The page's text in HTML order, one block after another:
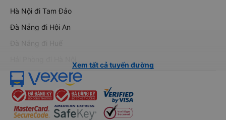
Hà Nội đi Tam Đảo
Đà Nẵng đi Hội An
Đà Nẵng đi Huế
Xem tất cả tuyến đường